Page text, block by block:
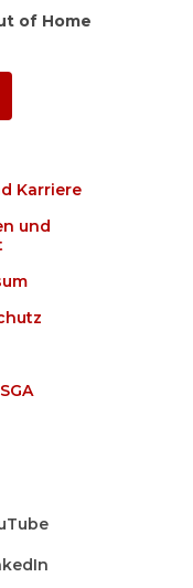
of Home
Karriere
und